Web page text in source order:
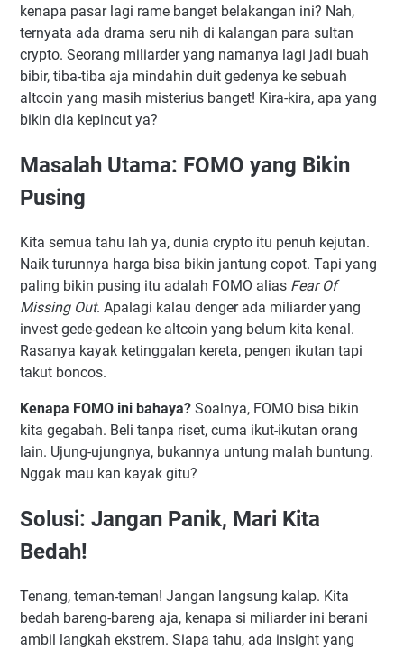
kenapa pasar lagi rame banget belakangan ini? Nah,
ternyata ada drama seru nih di kalangan para sultan
crypto. Seorang miliarder yang namanya lagi jadi buah
bibir, tiba-tiba aja mindahin duit gedenya ke sebuah
altcoin yang masih misterius banget! Kira-kira, apa yang
bikin dia kepincut ya?
Masalah Utama: FOMO yang Bikin
Pusing
Kita semua tahu lah ya, dunia crypto itu penuh kejutan.
Naik turunnya harga bisa bikin jantung copot. Tapi yang
paling bikin pusing itu adalah FOMO alias Fear Of
Missing Out. Apalagi kalau denger ada miliarder yang
invest gede-gedean ke altcoin yang belum kita kenal.
Rasanya kayak ketinggalan kereta, pengen ikutan tapi
takut boncos.
Kenapa FOMO ini bahaya? Soalnya, FOMO bisa bikin
kita gegabah. Beli tanpa riset, cuma ikut-ikutan orang
lain. Ujung-ujungnya, bukannya untung malah buntung.
Nggak mau kan kayak gitu?
Solusi: Jangan Panik, Mari Kita
Bedah!
Tenang, teman-teman! Jangan langsung kalap. Kita
bedah bareng-bareng aja, kenapa si miliarder ini berani
ambil langkah ekstrem. Siapa tahu, ada insight yang